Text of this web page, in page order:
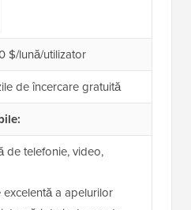
$/lună/utilizator
de încercare gratuită
de telefonie, video,
a apelurilor